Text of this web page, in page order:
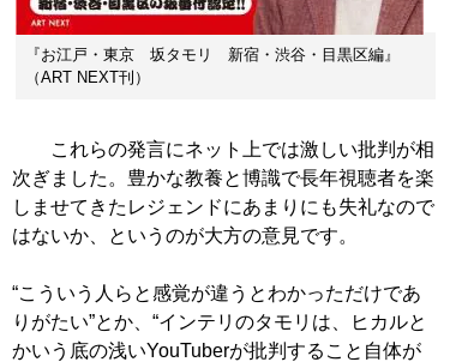
『お江戸・東京 坂タモリ 新宿・渋谷・目黒区編』
（ART NEXT刊）
これらの発言にネット上では激しい批判が相
次ぎました。豊かな教養と博識で長年視聴者を楽
しませてきたレジェンドにあまりにも失礼なので
はないか、というのが大方の意見です。
“こういう人らと感覚が違うとわかっただけであ
りがたい”とか、“インテリのタモリは、ヒカルと
かいう底の浅いYouTuberが批判すること自体が